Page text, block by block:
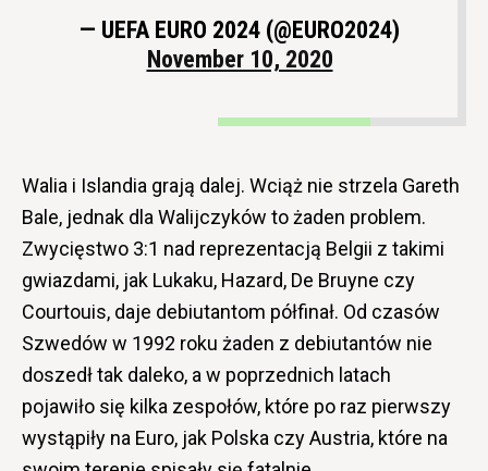
— UEFA EURO 2024 (@EURO2024)
November 10, 2020
Walia i Islandia grają dalej. Wciąż nie strzela Gareth
Bale, jednak dla Walijczyków to żaden problem.
Zwycięstwo 3:1 nad reprezentacją Belgii z takimi
gwiazdami, jak Lukaku, Hazard, De Bruyne czy
Courtouis, daje debiutantom półfinał. Od czasów
Szwedów w 1992 roku żaden z debiutantów nie
doszedł tak daleko, a w poprzednich latach
pojawiło się kilka zespołów, które po raz pierwszy
wystąpiły na Euro, jak Polska czy Austria, które na